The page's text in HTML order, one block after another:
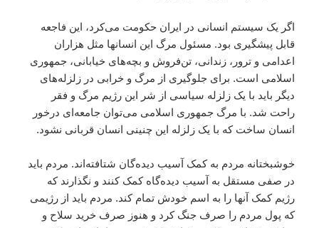
اگر يک سيستم انسانى در ايران حکومت مى‌کرد، اين فاجعه
قابل پيشگيرى بود. مسئول مرگ اين انسانها مثل هزاران
اعدامى و ترور، زندانى، تن‌فروش و بچه‌هاى خيابانى، جمهورى
اسلامى است. براى جلوگيرى از مرگ و خرابى در زلزله‌هاى
ديگر بايد با يک زلزله سياسى از شر اين رژيم مرگ و فقر
راحت شد. با مرگ جمهورى اسلامى مى‌توان جامعه‌اى درخور
انسان ساخت که با يک زلزله اين چنينى انسان قربانى نشود.
خوشبختانه مردم به کمک آسيب ديده‌گان شتافته‌اند. مردم بايد
در صفى مستقل به آسيب ديده‌گاه کمک کنند و نگذارند که
رژيم کمک آنها را به اسم خودش تمام کند. مردم بايد از رژيمى
که پول مردم را صرف جنگ کرد و هنوز صرف خريد سلاح و